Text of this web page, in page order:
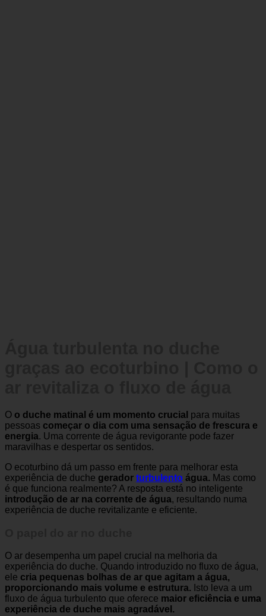
Oo duche matinal é um momento crucialpara muitas
pessoas começar o dia com uma sensação de frescura e
energia. Uma corrente de água revigorante pode fazer
O ecoturbino dá um passo em frente para melhorar esta
experiência de duchegeradorturbulentoágua.Mas como
é que funciona realmente? A resposta está no inteligente
introdução de ar na corrente de água, resultando numa
O ar desempenha um papel crucial na melhoria da
experiência do duche. Quando introduzido no fluxo de água,
elecria pequenas bolhas de ar que agitam a água,
proporcionando mais volume e estrutura.Isto leva a um
fluxo de água turbulento que oferecemaior eficiência e uma